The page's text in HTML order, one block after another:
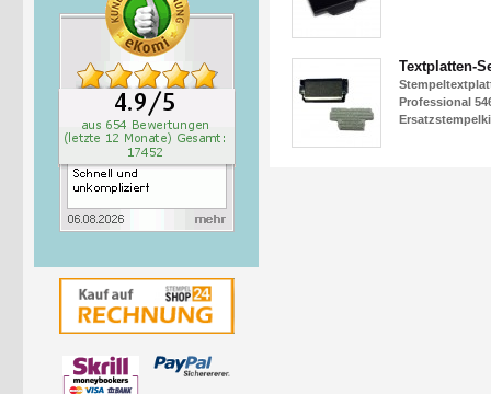
Textplatten-
Professional